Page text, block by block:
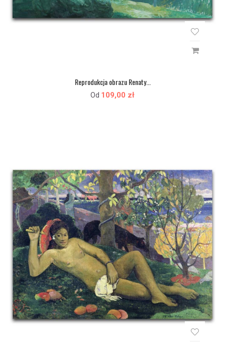
Reprodukcja obrazu Renaty...
Od 109,00 zł